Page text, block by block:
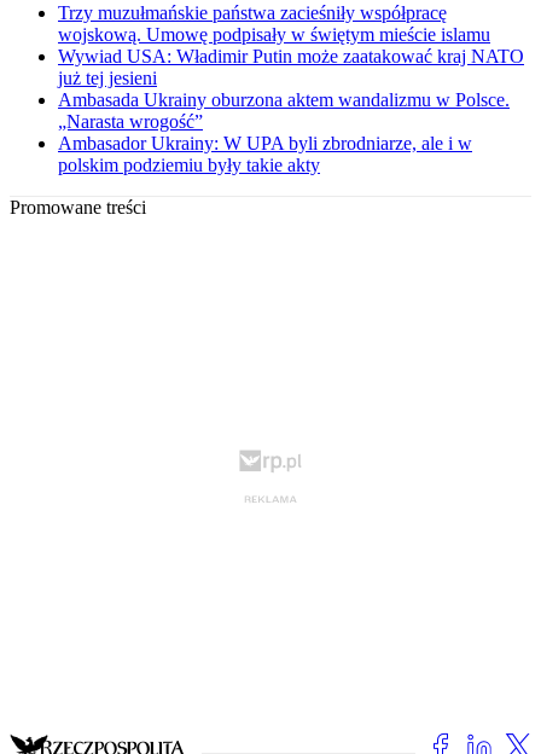
Trzy muzułmańskie państwa zacieśniły współpracę
wojskową. Umowę podpisały w świętym mieście islamu
Wywiad USA: Władimir Putin może zaatakować kraj NATO
już tej jesieni
Ambasada Ukrainy oburzona aktem wandalizmu w Polsce.
„Narasta wrogość”
Ambasador Ukrainy: W UPA byli zbrodniarze, ale i w
polskim podziemiu były takie akty
Promowane treści